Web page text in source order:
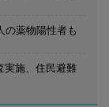
薬物陽性者も
施、住民避難